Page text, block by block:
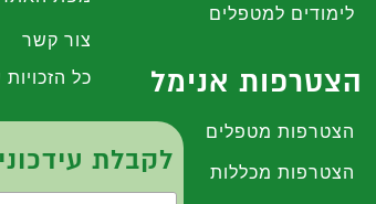
הצטרפות אנימל
לימודים למטפלים
הצטרפות מטפלים
הצטרפות מכללות
צור קשר
כל
לקבלת